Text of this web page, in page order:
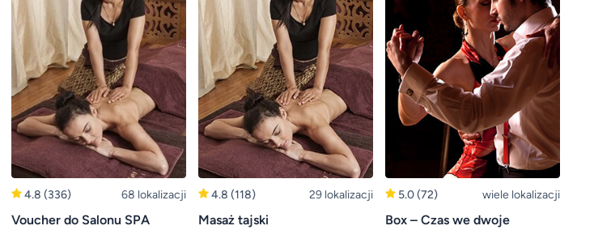
4.8 (336) 68 lokalizacji
Voucher do Salonu SPA
4.8 (118) 29 lokalizacji
Masaż tajski
5.0(72) wiele lokalizacji
Box – Czas we dwoje